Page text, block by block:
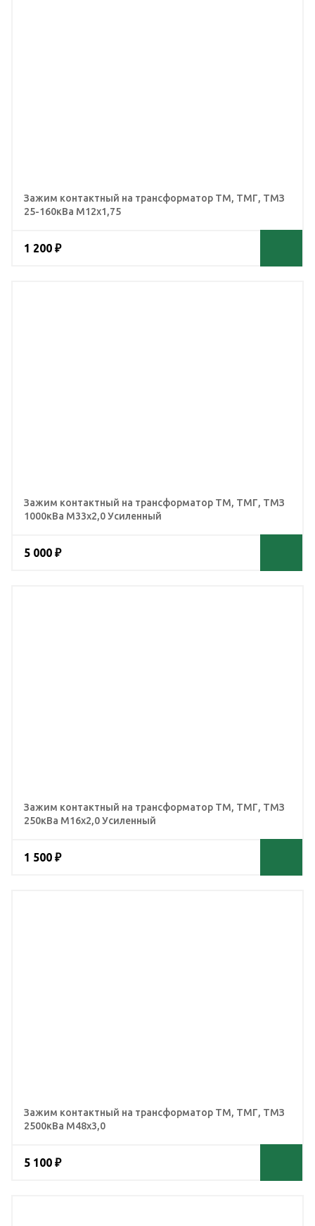
Зажим контактный на трансформатор ТМ, ТМГ, ТМЗ
25-160кВа М12х1,75
1 200 ₽
Зажим контактный на трансформатор ТМ, ТМГ, ТМЗ
1000кВа М33х2,0 Усиленный
5 000 ₽
Зажим контактный на трансформатор ТМ, ТМГ, ТМЗ
250кВа М16х2,0 Усиленный
1 500 ₽
Зажим контактный на трансформатор ТМ, ТМГ, ТМЗ
2500кВа М48х3,0
5 100 ₽